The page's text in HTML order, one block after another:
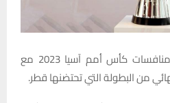
تصل الإثارة إلى ذروتها في منافسات كأس أمم آسيا 2023 مع
من البطولة التي تحتضنها قطر.